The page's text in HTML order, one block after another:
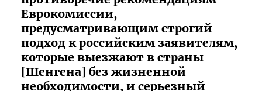
Еврокомиссии,
предусматривающим строгий
подход к российским заявителям,
которые выезжают в страны
[Шенгена] без жизненной
необходимости, и серьезный